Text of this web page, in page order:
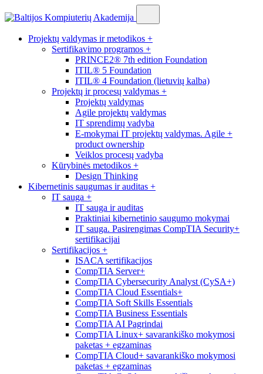
Projektų valdymas ir metodikos +
Sertifikavimo programos +
PRINCE2® 7th edition Foundation
ITIL® 5 Foundation
ITIL® 4 Foundation (lietuvių kalba)
Projektų ir procesų valdymas +
Projektų valdymas
Agile projektų valdymas
IT sprendimų vadyba
E-mokymai IT projektų valdymas. Agile +
product ownership
Veiklos procesų vadyba
Kūrybinės metodikos +
Design Thinking
Kibernetinis saugumas ir auditas +
IT sauga +
IT sauga ir auditas
Praktiniai kibernetinio saugumo mokymai
IT sauga. Pasirengimas CompTIA Security+
sertifikacijai
Sertifikacijos +
ISACA sertifikacijos
CompTIA Server+
CompTIA Cybersecurity Analyst (CySA+)
CompTIA Cloud Essentials+
CompTIA Soft Skills Essentials
CompTIA Business Essentials
CompTIA AI Pagrindai
CompTIA Linux+ savarankiško mokymosi
paketas + egzaminas
CompTIA Cloud+ savarankiško mokymosi
paketas + egzaminas